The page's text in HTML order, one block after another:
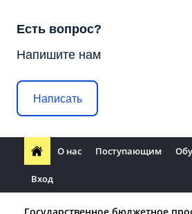
Есть вопрос?
Напишите нам
Написать
О нас Поступающим
Вход